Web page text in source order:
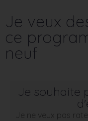
Je veux
ce
neuf
Je souhaite
Je ne veux pas